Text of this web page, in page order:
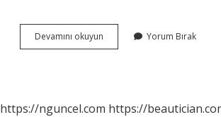
Devamını okuyun Osteoporoz
Ameliyatı
Yorum Bırak
https://nguncel.com https://